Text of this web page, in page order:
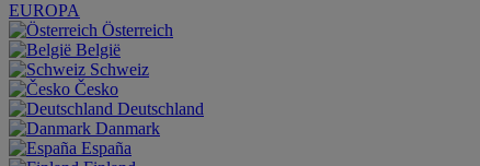
EUROPA
Österreich
België
Schweiz
Česko
Deutschland
Danmark
España